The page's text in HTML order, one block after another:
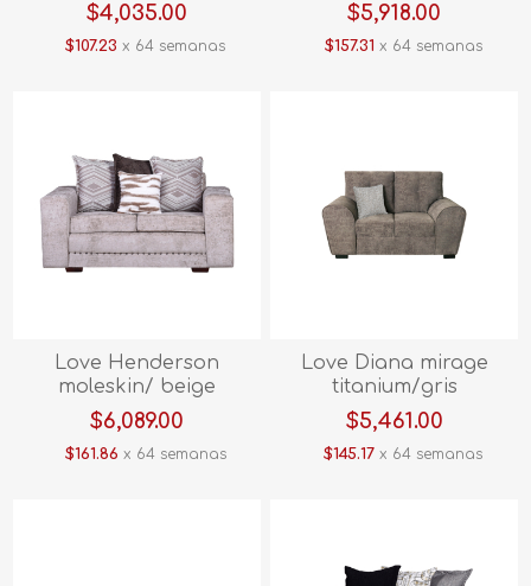
$4,035.00
$107.23 x 64 semanas
$5,918.00
$157.31 x 64 semanas
Love Henderson
moleskin/ beige
$6,089.00
$161.86 x 64 semanas
Love Diana mirage
titanium/gris
$5,461.00
$145.17 x 64 semanas